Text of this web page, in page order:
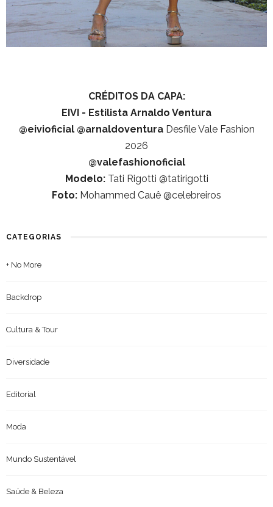
CRÉDITOS DA CAPA:
EIVI - Estilista Arnaldo Ventura
@eivioficial @arnaldoventuraDesfile Vale Fashion
2026
@valefashionoficial
Modelo:Tati Rigotti @tatirigotti
Foto: Mohammed Cauê @celebreiros
CATEGORIAS
+ No More
Backdrop
Cultura & Tour
Diversidade
Editorial
Moda
Mundo Sustentável
Saúde & Beleza